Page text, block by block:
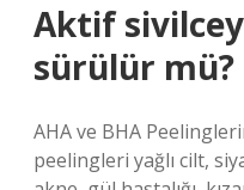
Aktif
sürülür mü?
AHA ve BHA
peelingleri yağlı cilt,